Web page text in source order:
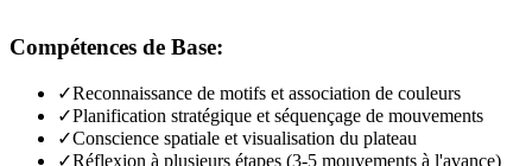
Compétences de Base:
✓Reconnaissance de motifs et association de couleurs
✓Planification stratégique et séquençage de mouvements
✓Conscience spatiale et visualisation du plateau
✓Réflexion à plusieurs étapes (3-5 mouvements à l'avance)